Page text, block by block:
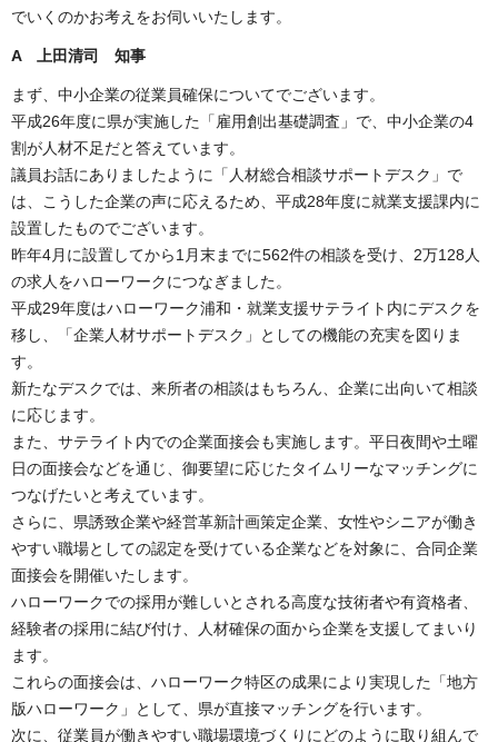
でいくのかお考えをお伺いいたします。
A 上田清司 知事
まず、中小企業の従業員確保についてでございます。
平成26年度に県が実施した「雇用創出基礎調査」で、中小企業の4
割が人材不足だと答えています。
議員お話にありましたように「人材総合相談サポートデスク」で
は、こうした企業の声に応えるため、平成28年度に就業支援課内に
設置したものでございます。
昨年4月に設置してから1月末までに562件の相談を受け、2万128人
の求人をハローワークにつなぎました。
平成29年度はハローワーク浦和・就業支援サテライト内にデスクを
移し、「企業人材サポートデスク」としての機能の充実を図りま
す。
新たなデスクでは、来所者の相談はもちろん、企業に出向いて相談
に応じます。
また、サテライト内での企業面接会も実施します。平日夜間や土曜
日の面接会などを通じ、御要望に応じたタイムリーなマッチングに
つなげたいと考えています。
さらに、県誘致企業や経営革新計画策定企業、女性やシニアが働き
やすい職場としての認定を受けている企業などを対象に、合同企業
面接会を開催いたします。
ハローワークでの採用が難しいとされる高度な技術者や有資格者、
経験者の採用に結び付け、人材確保の面から企業を支援してまいり
ます。
これらの面接会は、ハローワーク特区の成果により実現した「地方
版ハローワーク」として、県が直接マッチングを行います。
次に、従業員が働きやすい職場環境づくりにどのように取り組んで